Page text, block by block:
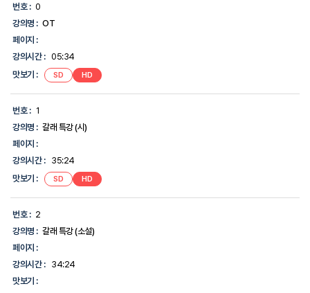
습
목
차
목
록
번
강
의
명,
강
의
간,
맛
보
대
한
보
를
공
번호 : 0
강의명 : OT
페이지 :
강의시간 : 05:34
맛보기 :
SD HD
번호 : 1
강의명 : 갈래 특강 (시)
페이지 :
강의시간 :
35:24
맛보기 :
SD HD
번호 : 2
강의명 : 갈래 특강 (소설)
페이지 :
강의시간 :
34:24
맛보기 :